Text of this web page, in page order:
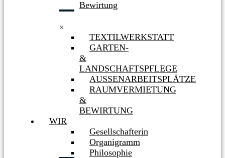
Bewirtung
×
TEXTILWERKSTATT
GARTEN-
&
LANDSCHAFTSPFLEGE
AUSSENARBEITSPLÄTZE
RAUMVERMIETUNG
&
BEWIRTUNG
WIR
Gesellschafterin
Organigramm
Philosophie